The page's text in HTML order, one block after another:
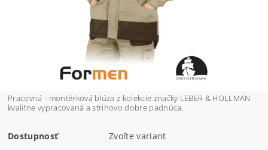
Pracovná - montérková blúza z kolekcie značky LEBER & HOLLMAN
kvalitne vypracovaná a strihovo dobre padnúca.
Dostupnosť Zvoľte variant